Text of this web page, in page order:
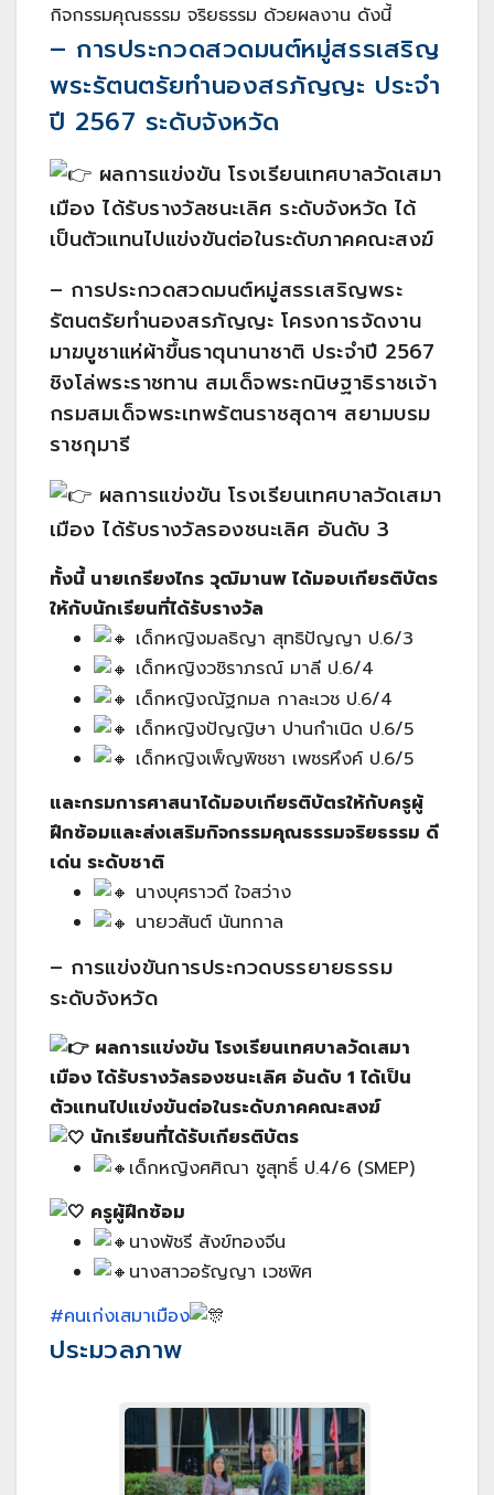
กิจกรรมคุณธรรม จริยธรรม ด้วยผลงาน ดังนี้
– การประกวดสวดมนต์หมู่สรรเสริญ
พระรัตนตรัยทำนองสรภัญญะ ประจำ
ปี 2567 ระดับจังหวัด
ผลการแข่งขัน โรงเรียนเทศบาลวัดเสมา
เมือง ได้รับรางวัลชนะเลิศ ระดับจังหวัด ได้
เป็นตัวแทนไปแข่งขันต่อในระดับภาคคณะสงฆ์
– การประกวดสวดมนต์หมู่สรรเสริญพระ
รัตนตรัยทำนองสรภัญญะ โครงการจัดงาน
มาฆบูชาแห่ผ้าขึ้นธาตุนานาชาติ ประจำปี 2567
ชิงโล่พระราชทาน สมเด็จพระกนิษฐาธิราชเจ้า
กรมสมเด็จพระเทพรัตนราชสุดาฯ สยามบรม
ราชกุมารี
ผลการแข่งขัน โรงเรียนเทศบาลวัดเสมา
เมือง ได้รับรางวัลรองชนะเลิศ อันดับ 3
ทั้งนี้ นายเกรียงไกร วุฒิมานพ ได้มอบเกียรติบัตร
ให้กับนักเรียนที่ได้รับรางวัล
เด็กหญิงมลธิญา สุทธิปัญญา ป.6/3
เด็กหญิงวชิราภรณ์ มาลี ป.6/4
เด็กหญิงณัฐกมล กาละเวช ป.6/4
เด็กหญิงปัญญิษา ปานกำเนิด ป.6/5
เด็กหญิงเพ็ญพิชชา เพชรหึงค์ ป.6/5
และกรมการศาสนาได้มอบเกียรติบัตรให้กับครูผู้
ฝึกซ้อมและส่งเสริมกิจกรรมคุณธรรมจริยธรรม ดี
เด่น ระดับชาติ
นางบุศราวดี ใจสว่าง
นายวสันต์ นันทกาล
– การแข่งขันการประกวดบรรยายธรรม
ระดับจังหวัด
ผลการแข่งขัน โรงเรียนเทศบาลวัดเสมา
เมือง ได้รับรางวัลรองชนะเลิศ อันดับ 1 ได้เป็น
ตัวแทนไปแข่งขันต่อในระดับภาคคณะสงฆ์
นักเรียนที่ได้รับเกียรติบัตร
เด็กหญิงศศิณา ชูสุทธิ์ ป.4/6 (SMEP)
ครูผู้ฝึกซ้อม
นางพัชรี สังข์ทองจีน
นางสาวอรัญญา เวชพิศ
#คนเก่งเสมาเมือง
ประมวลภาพ